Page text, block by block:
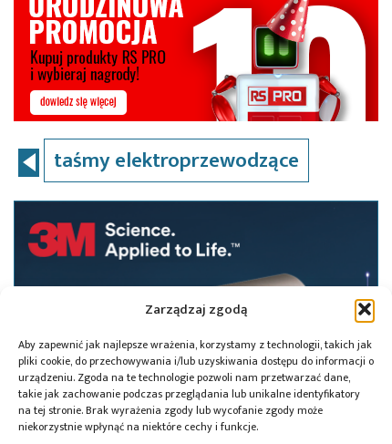
Zarządzaj zgodą
Aby zapewnić jak najlepsze wrażenia, korzystamy z technologii, takich jak
pliki cookie, do przechowywania i/lub uzyskiwania dostępu do informacji o
urządzeniu. Zgoda na te technologie pozwoli nam przetwarzać dane,
takie jak zachowanie podczas przeglądania lub unikalne identyfikatory
na tej stronie. Brak wyrażenia zgody lub wycofanie zgody może
niekorzystnie wpłynąć na niektóre cechy i funkcje.
taśmy elektroprzewodzące